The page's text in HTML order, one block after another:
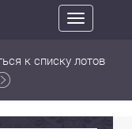
Toggle
navigation
к списку лотов